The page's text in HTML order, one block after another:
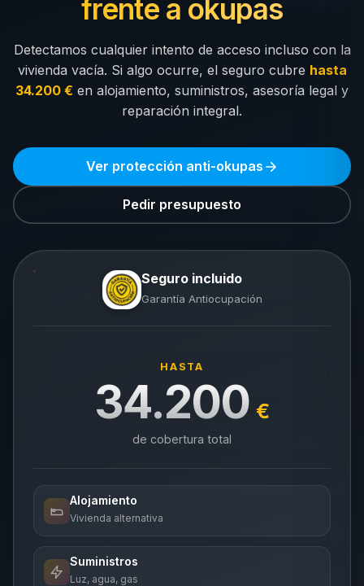
frente a okupas
Detectamos cualquier intento de acceso incluso con la
vivienda vacía. Si algo ocurre, el seguro cubre hasta
34.200 € en alojamiento, suministros, asesoría legal y
reparación integral.
Ver protección anti-okupas
Pedir presupuesto
Seguro incluido
Garantía Antiocupación
HASTA
34.200 €
de cobertura total
Alojamiento
Vivienda alternativa
Suministros
Luz, agua, gas